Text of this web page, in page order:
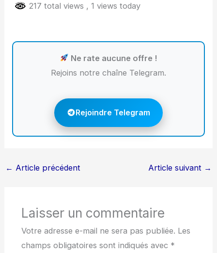
217 total views , 1 views today
Ne rate aucune offre !
Rejoins notre chaîne Telegram.
Rejoindre Telegram
← Article précédent Article suivant →
Laisser un commentaire
Votre adresse e-mail ne sera pas publiée. Les
champs obligatoires sont indiqués avec *